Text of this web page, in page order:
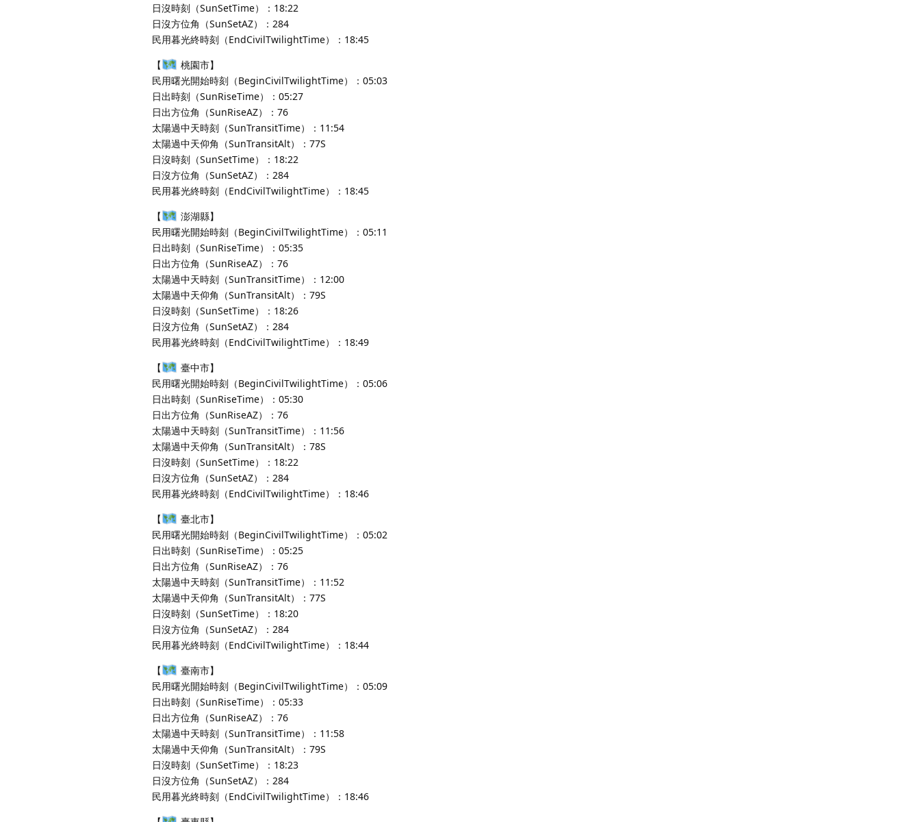
日沒時刻（SunSetTime）：18:22
日沒方位角（SunSetAZ）：284
民用暮光終時刻（EndCivilTwilightTime）：18:45
【
桃園市】
民用曙光開始時刻（BeginCivilTwilightTime）：05:03
日出時刻（SunRiseTime）：05:27
日出方位角（SunRiseAZ）：76
太陽過中天時刻（SunTransitTime）：11:54
太陽過中天仰角（SunTransitAlt）：77S
日沒時刻（SunSetTime）：18:22
日沒方位角（SunSetAZ）：284
民用暮光終時刻（EndCivilTwilightTime）：18:45
【
澎湖縣】
民用曙光開始時刻（BeginCivilTwilightTime）：05:11
日出時刻（SunRiseTime）：05:35
日出方位角（SunRiseAZ）：76
太陽過中天時刻（SunTransitTime）：12:00
太陽過中天仰角（SunTransitAlt）：79S
日沒時刻（SunSetTime）：18:26
日沒方位角（SunSetAZ）：284
民用暮光終時刻（EndCivilTwilightTime）：18:49
【
臺中市】
民用曙光開始時刻（BeginCivilTwilightTime）：05:06
日出時刻（SunRiseTime）：05:30
日出方位角（SunRiseAZ）：76
太陽過中天時刻（SunTransitTime）：11:56
太陽過中天仰角（SunTransitAlt）：78S
日沒時刻（SunSetTime）：18:22
日沒方位角（SunSetAZ）：284
民用暮光終時刻（EndCivilTwilightTime）：18:46
【
臺北市】
民用曙光開始時刻（BeginCivilTwilightTime）：05:02
日出時刻（SunRiseTime）：05:25
日出方位角（SunRiseAZ）：76
太陽過中天時刻（SunTransitTime）：11:52
太陽過中天仰角（SunTransitAlt）：77S
日沒時刻（SunSetTime）：18:20
日沒方位角（SunSetAZ）：284
民用暮光終時刻（EndCivilTwilightTime）：18:44
【
臺南市】
民用曙光開始時刻（BeginCivilTwilightTime）：05:09
日出時刻（SunRiseTime）：05:33
日出方位角（SunRiseAZ）：76
太陽過中天時刻（SunTransitTime）：11:58
太陽過中天仰角（SunTransitAlt）：79S
日沒時刻（SunSetTime）：18:23
日沒方位角（SunSetAZ）：284
民用暮光終時刻（EndCivilTwilightTime）：18:46